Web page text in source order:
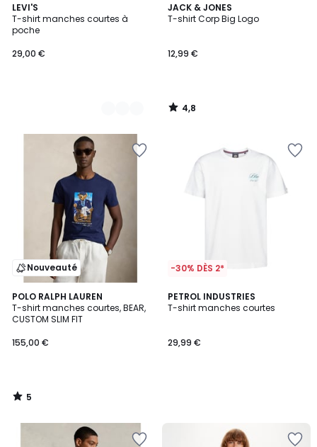
LEVI'S
T-shirt manches courtes à
poche
29,00 €
2
Couleurs
JACK & JONES
T-shirt Corp Big Logo
12,99 €
4,8
/ 5
4,8
/
Nouveauté
POLO RALPH LAUREN
T-shirt manches courtes, BEAR,
CUSTOM SLIM FIT
155,00 €
5
/
5
5
/
-30% DÈS 2*
PETROL INDUSTRIES
T-shirt manches courtes
29,99 €